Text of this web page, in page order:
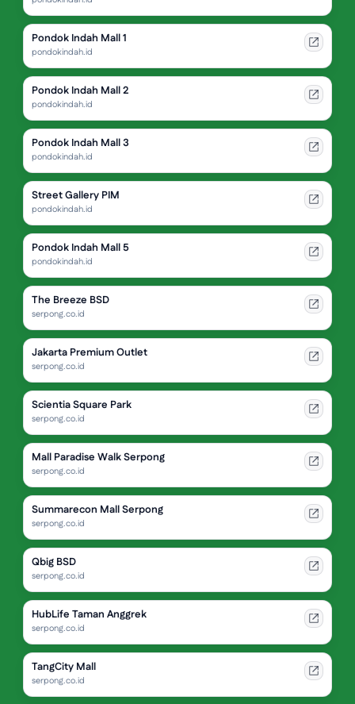
Pondok Indah Mall 1
pondokindah.id
Pondok Indah Mall 2
pondokindah.id
Pondok Indah Mall 3
pondokindah.id
Street Gallery PIM
pondokindah.id
Pondok Indah Mall 5
pondokindah.id
The Breeze BSD
serpong.co.id
Jakarta Premium Outlet
serpong.co.id
Scientia Square Park
serpong.co.id
Mall Paradise Walk Serpong
serpong.co.id
Summarecon Mall Serpong
serpong.co.id
Qbig BSD
serpong.co.id
HubLife Taman Anggrek
serpong.co.id
TangCity Mall
serpong.co.id